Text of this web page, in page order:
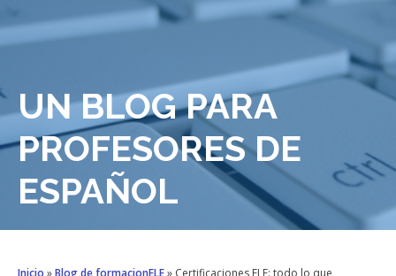
UN BLOG PARA
PROFESORES DE
ESPAÑOL
Inicio »Blog de formacionELE» Certificaciones ELE: todo lo que